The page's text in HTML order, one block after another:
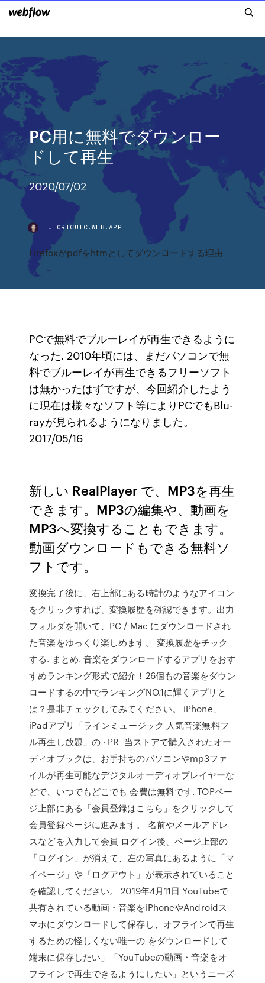
PC用に無料でダウンロー
ドして再生
2020/07/02
EUTORICUTC.WEB.APP
Firefoxがpdfをhtmとしてダウンロードする理由
PCで無料でブルーレイが再生できるように
なった. 2010年頃には、まだパソコンで無
料でブルーレイが再生できるフリーソフト
は無かったはずですが、今回紹介したよう
に現在は様々なソフト等によりPCでもBlu-
rayが見られるようになりました。
2017/05/16
新しい RealPlayer で、MP3を再生
できます。MP3の編集や、動画を
MP3へ変換することもできます。
動画ダウンロードもできる無料ソ
フトです。
変換完了後に、右上部にある時計のようなアイコン
をクリックすれば、変換履歴を確認できます。出力
フォルダを開いて、PC / Mac にダウンロードされ
た音楽をゆっくり楽しめます。 変換履歴をチック
する. まとめ. 音楽をダウンロードするアプリをおす
すめランキング形式で紹介！26個もの音楽をダウン
ロードするの中でランキングNO.1に輝くアプリと
は？是非チェックしてみてください。 iPhone、
iPadアプリ「ラインミュージック 人気音楽無料フ
ル再生し放題」の · PR 当ストアで購入されたオー
ディオブックは、お手持ちのパソコンやmp3ファ
イルが再生可能なデジタルオーディオプレイヤーな
どで、いつでもどこでも 会費は無料です. TOPペー
ジ上部にある「会員登録はこちら」をクリックして
会員登録ページに進みます。 名前やメールアドレ
スなどを入力して会員 ログイン後、ページ上部の
「ログイン」が消えて、左の写真にあるように「マ
イページ」や「ログアウト」が表示されていること
を確認してください。 2019年4月11日 YouTubeで
共有されている動画・音楽をiPhoneやAndroidス
マホにダウンロードして保存し、オフラインで再生
するための怪しくない唯一の をダウンロードして
端末に保存したい」「YouTubeの動画・音楽をオ
フラインで再生できるようにしたい」というニーズ